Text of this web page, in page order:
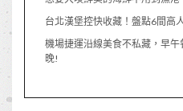
台北漢堡控快收藏！盤點6間高
機場捷運沿線美食不私藏，早
晚!